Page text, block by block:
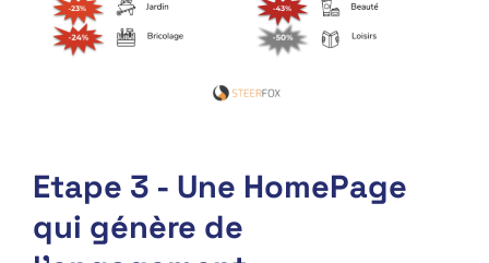
Etape 3 - Une HomePage
qui génère de